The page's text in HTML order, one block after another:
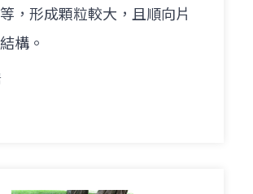
，形成顆粒較大，且順向片
構。